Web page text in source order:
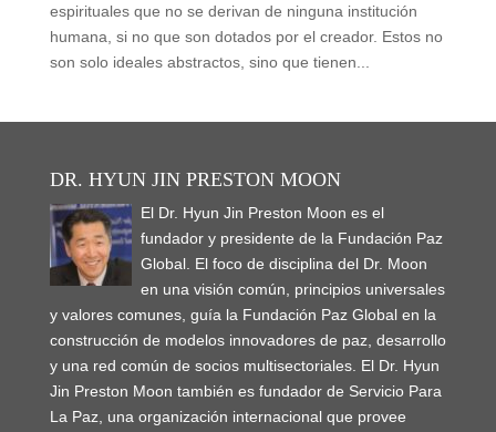
espirituales que no se derivan de ninguna institución
humana, si no que son dotados por el creador. Estos no
son solo ideales abstractos, sino que tienen...
DR. HYUN JIN PRESTON MOON
El Dr. Hyun Jin Preston Moon es el
fundador y presidente de la Fundación Paz
Global. El foco de disciplina del Dr. Moon
en una visión común, principios universales
y valores comunes, guía la Fundación Paz Global en la
construcción de modelos innovadores de paz, desarrollo
y una red común de socios multisectoriales. El Dr. Hyun
Jin Preston Moon también es fundador de Servicio Para
La Paz, una organización internacional que provee